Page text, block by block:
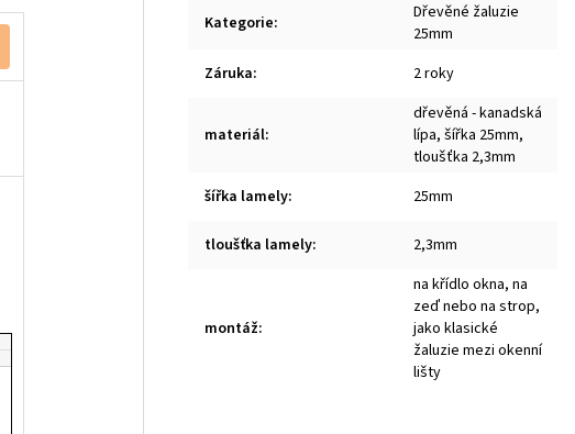
Kategorie:
Dřevěné žaluzie
25mm
Záruka: 2 roky
materiál:
dřevěná - kanadská
lípa, šířka 25mm,
tloušťka 2,3mm
šířka lamely: 25mm
tloušťka lamely: 2,3mm
montáž:
na křídlo okna, na
zeď nebo na strop,
jako klasické
žaluzie mezi okenní
lišty